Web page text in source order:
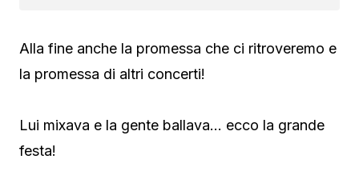
Alla fine anche la promessa che ci ritroveremo e
la promessa di altri concerti!
Lui mixava e la gente ballava… ecco la grande
festa!